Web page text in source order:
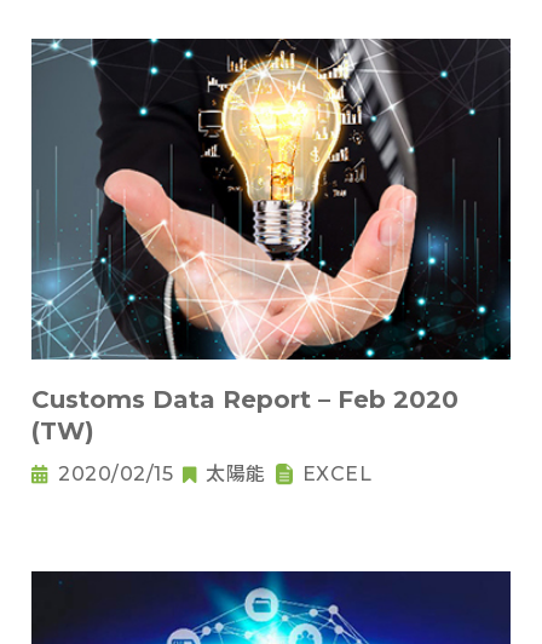
Customs Data Report – Feb 2020
(TW)
2020/02/15 太陽能 EXCEL